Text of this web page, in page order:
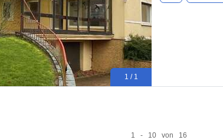
1 / 1
1 - 10 von 16